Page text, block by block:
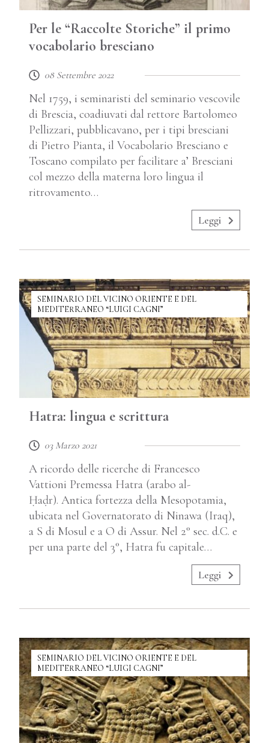
Per le “Raccolte Storiche” il primo
vocabolario bresciano
08 Settembre 2022
Nel 1759, i seminaristi del seminario vescovile
di Brescia, coadiuvati dal rettore Bartolomeo
Pellizzari, pubblicavano, per i tipi bresciani
di Pietro Pianta, il Vocabolario Bresciano e
Toscano compilato per facilitare a’ Bresciani
col mezzo della materna loro lingua il
ritrovamento…
Leggi
SEMINARIO DEL VICINO ORIENTE E DEL
MEDITERRANEO “LUIGI CAGNI”
Hatra: lingua e scrittura
03 Marzo 2021
A ricordo delle ricerche di Francesco
Vattioni Premessa Hatra (arabo al-
Ḥaḍr). Antica fortezza della Mesopotamia,
ubicata nel Governatorato di Ninawa (Iraq),
a S di Mosul e a O di Assur. Nel 2° sec. d.C. e
per una parte del 3°, Hatra fu capitale…
Leggi
SEMINARIO DEL VICINO ORIENTE E DEL
MEDITERRANEO “LUIGI CAGNI”